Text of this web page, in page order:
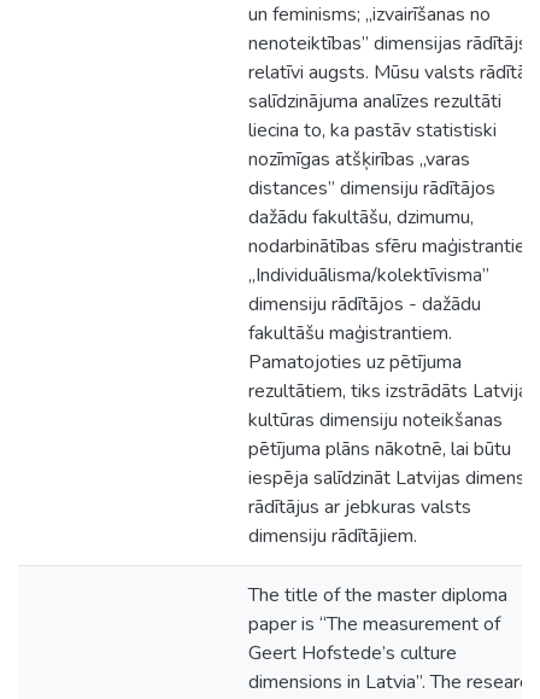
un feminisms; „izvairīšanas no
nenoteiktības” dimensijas rādītājs
relatīvi augsts. Mūsu valsts rādītāju
salīdzinājuma analīzes rezultāti
liecina to, ka pastāv statistiski
nozīmīgas atšķirības „varas
distances” dimensiju rādītājos
dažādu fakultāšu, dzimumu,
nodarbinātības sfēru
„Individuālisma/kolektīvisma”
dimensiju rādītājos - dažādu
fakultāšu maģistrantiem.
Pamatojoties uz pētījuma
rezultātiem, tiks izstrādāts Latvijas
kultūras dimensiju noteikšanas
pētījuma plāns nākotnē, lai būtu
iespēja salīdzināt Latvijas
rādītājus ar jebkuras valsts
dimensiju rādītājiem.
The title of the master diploma
paper is “The measurement of
Geert Hofstede’s culture
dimensions in Latvia”. The research